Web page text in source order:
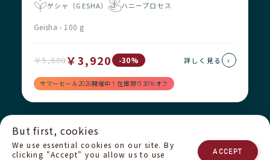
ゲシャ（GESHA）
ハニープロセス
Geisha - 100 g
￥5,600￥3,920 -30%
サマーセール2026開催中！在庫限り30%オフ
詳しく見る ›
配送について
プライバシーポリシー
私たちのチーム お問い合わせ
But first, cookies
We use essential cookies on our site. By
clicking "Accept" you allow us to use
ACCEPT